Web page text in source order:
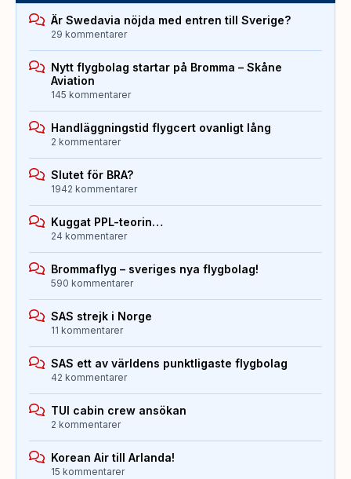
Är Swedavia nöjda med entren till Sverige?
29 kommentarer
Nytt flygbolag startar på Bromma – Skåne
Aviation
145 kommentarer
Handläggningstid flygcert ovanligt lång
2 kommentarer
Slutet för BRA?
1942 kommentarer
Kuggat PPL-teorin…
24 kommentarer
Brommaflyg – sveriges nya flygbolag!
590 kommentarer
SAS strejk i Norge
11 kommentarer
SAS ett av världens punktligaste flygbolag
42 kommentarer
TUI cabin crew ansökan
2 kommentarer
Korean Air till Arlanda!
15 kommentarer